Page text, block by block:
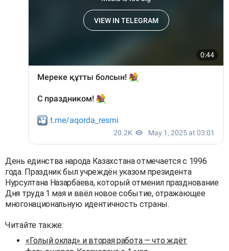
День единства народа Казахстана отмечается с 1996
года. Праздник был учреждён указом президента
Нурсултана Назарбаева, который отменил празднование
Дня труда 1 мая и ввёл новое событие, отражающее
многонациональную идентичность страны.
Читайте также:
«Голый оклад» и вторая работа — что ждёт